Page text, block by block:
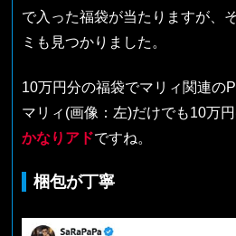
で入った福袋が当たりますが、
ミも見つかりました。
10万円分の福袋でマリィ関連の
マリィ(画像：左)だけでも10万
かなりアドですね。
梱包が丁寧